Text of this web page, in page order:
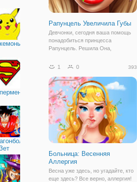
Рапунцель Увеличила Губы
Девчонки, сегодня ваша помощь
понадобиться принцесса
Рапунцель. Решила Она,
непросто сделать. Поэтому
приступайте к подготовке!
Сначала нужно пройти ряд
процедур, которые
1 0 393
Больница: Весенняя
Аллергия
Весна уже здесь, но угадайте, кто
еще здесь? Все верно, аллергия!